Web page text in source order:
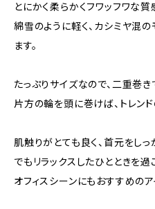
とにかく柔らかくフワッフワな質
綿雪のように軽く、カシミヤ混
ます。
たっぷりサイズなので、二重巻
片方の輪を頭に巻けば、トレン
肌触りがとても良く、首元をし
でもリラックスしたひとときを
オフィスシーンにもおすすめのア